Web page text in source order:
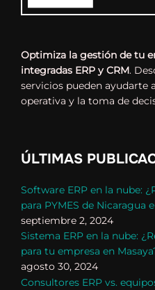
Optimiza la gestión de tu
integradas ERP y CRM.
servicios pueden ayudarte
operativa y la toma de
ÚLTIMAS
Software ERP en la nube:
para PYMES de Nicaragua
septiembre 2, 2024
Sistema ERP en la nube:
para tu empresa en
agosto 30, 2024
Consultores ERP vs.